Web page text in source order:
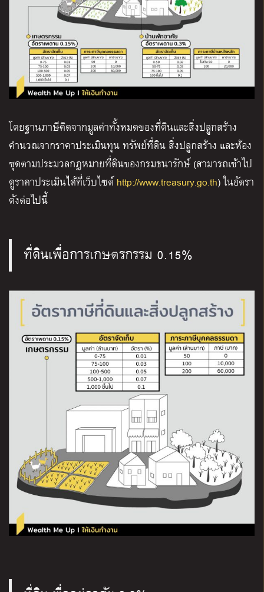
โดยฐานภาษีคิดจากมูลค่าทั้งหมดของที่ดินและสิ่งปลูกสร้าง
คำนวณจากราคาประเมินทุน ทรัพย์ที่ดิน สิ่งปลูกสร้าง และห้อง
ชุดตามประมวลกฎหมายที่ดินของกรมธนารักษ์ (สามารถเข้าไป
ดูราคาประเมินได้ที่เว็บไซต์http://www.treasury.go.th) ในอัตรา
ดังต่อไปนี้
ที่ดินเพื่อการเกษตรกรรม 0.15%